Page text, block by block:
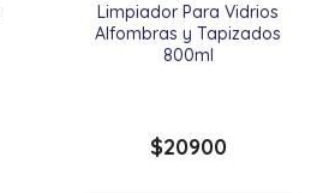
Limpiador Para Vidrios
Alfombras y Tapizados
800ml
$20900